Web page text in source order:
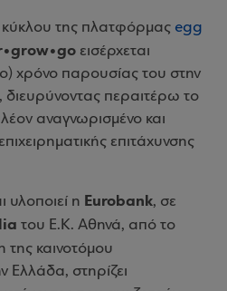
της πλατφόρμας egg
εισέρχεται
χρόνο παρουσίας του στην
περαιτέρω το
αναγνωρισμένο και
επιτάχυνσης
υλοποιεί η Eurobank, σε
του Ε.Κ. Αθηνά, από το
της καινοτόμου
Ελλάδα, στηρίζει